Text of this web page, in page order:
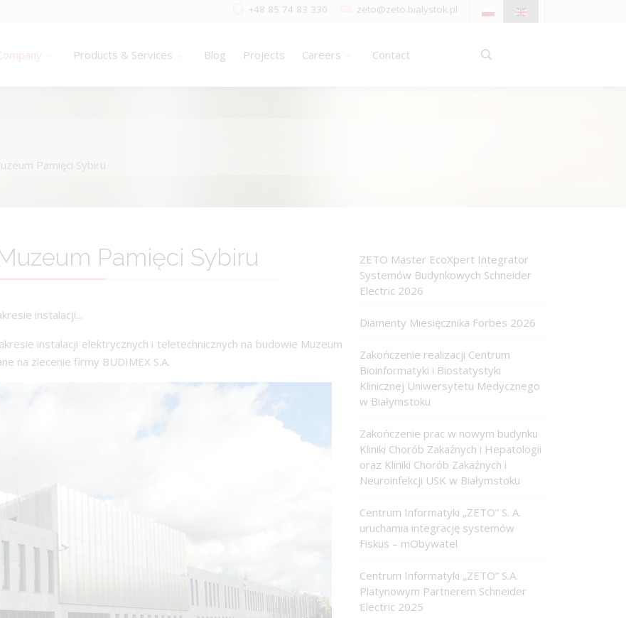
+48 85 74 83 330 zeto@zeto.bialystok.pl
Products & Services Blog Projects Careers Contact
Pamięci Sybiru
Pamięci Sybiru
instalacji...
instalacji elektrycznych i teletechnicznych na budowie Muzeum
na zlecenie firmy BUDIMEX S.A.
ZETO Master EcoXpert Integrator
Systemów Budynkowych Schneider
Electric 2026
Diamenty Miesięcznika Forbes 2026
Zakończenie realizacji Centrum
Bioinformatyki i Biostatystyki
Klinicznej Uniwersytetu Medycznego
w Białymstoku
Zakończenie prac w nowym budynku
Kliniki Chorób Zakaźnych i Hepatologii
oraz Kliniki Chorób Zakaźnych i
Neuroinfekcji USK w Białymstoku
Centrum Informatyki „ZETO” S. A.
uruchamia integrację systemów
Fiskus – mObywatel
Centrum Informatyki „ZETO” S.A.
Platynowym Partnerem Schneider
Electric 2025